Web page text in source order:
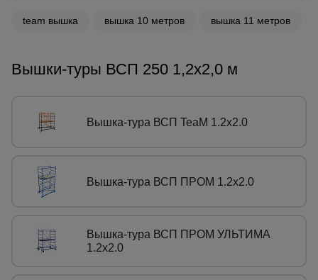
team вышка вышка 10 метров вышка 11 метров
Вышки-туры ВСП 250 1,2x2,0 м
Вышка-тура ВСП TeaM 1.2х2.0
Вышка-тура ВСП ПРОМ 1.2х2.0
Вышка-тура ВСП ПРОМ УЛЬТИМА
1.2х2.0
тенты,
брезенты
Строительные